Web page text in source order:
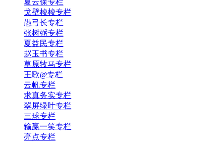
戈壁梭梭专栏
愚弓长专栏
张树弼专栏
夏益民专栏
赵玉书专栏
草原牧马专栏
王歌@专栏
云帆专栏
求真务实专栏
翠屏绿叶专栏
三球专栏
输赢一笑专栏
亮点专栏